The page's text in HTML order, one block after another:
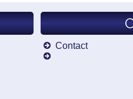
Contact